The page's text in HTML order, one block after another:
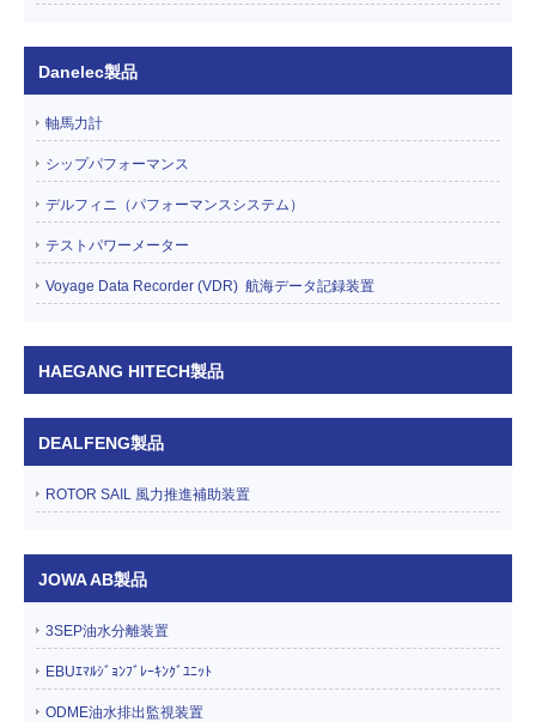
Danelec製品
軸馬力計
シップパフォーマンス
デルフィニ（パフォーマンスシステム）
テストパワーメーター
Voyage Data Recorder (VDR) 航海データ記録装置
HAEGANG HITECH製品
DEALFENG製品
ROTOR SAIL 風力推進補助装置
JOWA AB製品
3SEP油水分離装置
EBUｴﾏﾙｼﾞｮﾝﾌﾞﾚｰｷﾝｸﾞﾕﾆｯﾄ
ODME油水排出監視装置